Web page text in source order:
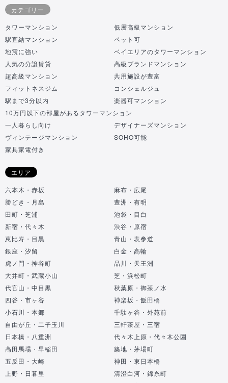
カテゴリー
タワーマンション
低層高級マンション
駅直結マンション
ペット可
地震に強い
ベイエリアのタワーマンション
人気の分譲賃貸
高級ブランドマンション
超高級マンション
共用施設が豊富
フィットネスジム
コンシェルジュ
駅まで3分以内
楽器可マンション
10万円以下の部屋があるタワーマンション
一人暮らし向け
デザイナーズマンション
ヴィンテージマンション
SOHO可能
家具家電付き
エリア
六本木・赤坂
麻布・広尾
勝どき・月島
豊洲・有明
田町・芝浦
池袋・目白
新宿・代々木
渋谷・原宿
恵比寿・目黒
青山・表参道
銀座・汐留
白金・高輪
虎ノ門・神谷町
品川・天王洲
大井町・武蔵小山
芝・浜松町
代官山・中目黒
秋葉原・御茶ノ水
四谷・市ヶ谷
神楽坂・飯田橋
小石川・本郷
千駄ヶ谷・外苑前
自由が丘・二子玉川
三軒茶屋・三宿
日本橋・八重洲
代々木上原・代々木公園
高田馬場・早稲田
築地・茅場町
五反田・大崎
神田・東日本橋
上野・日暮里
清澄白河・錦糸町